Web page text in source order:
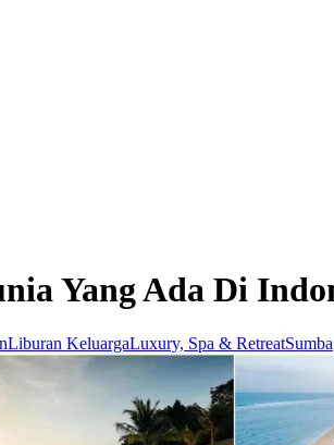
Yang Ada Di
Liburan KeluargaLuxury, Spa & RetreatSumba